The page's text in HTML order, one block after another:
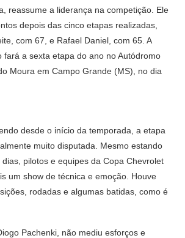
reassume a liderança na competição. Ele
depois das cinco etapas realizadas,
com 67, e Rafael Daniel, com 65. A
fará a sexta etapa do ano no Autódromo
Moura em Campo Grande (MS), no dia
desde o início da temporada, a etapa
muito disputada. Mesmo estando
pilotos e equipes da Copa Chevrolet
um show de técnica e emoção. Houve
rodadas e algumas batidas, como é
Pachenki, não mediu esforços e